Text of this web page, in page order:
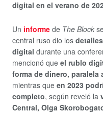
digital en el verano de
Un informe de The Block
central ruso dio los
digital durante una
mencionó que el rublo
forma de dinero,
mientras que en 2023
completo, según reveló la
Central, Olga